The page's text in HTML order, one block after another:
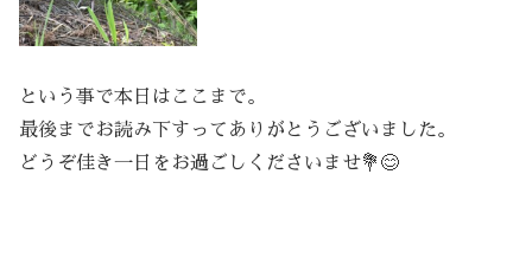
という事で本日はここまで。
最後までお読み下すってありがとうございました。
どうぞ佳き一日をお過ごしくださいませ💐😊